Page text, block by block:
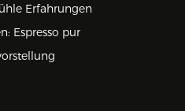
Erfahrungen
Espresso pur